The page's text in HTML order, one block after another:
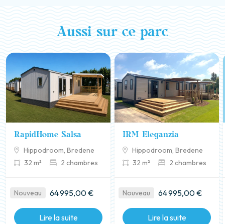
Aussi sur ce parc
RapidHome Salsa
Hippodroom, Bredene
32 m²
2 chambres
Nouveau 64 995,00 €
Lire la suite
IRM Eleganzia
Hippodroom, Bredene
32 m²
2 chambres
Nouveau 64 995,00 €
Lire la suite